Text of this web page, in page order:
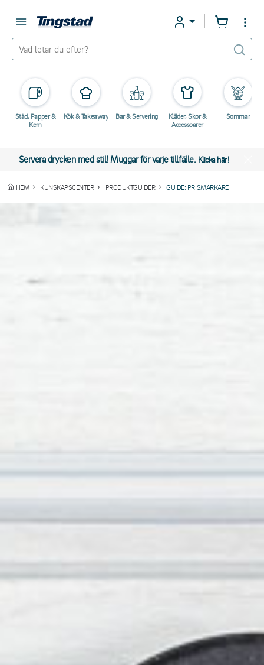
Städ, Papper &
Kem
Kök & Takeaway Bar & Servering
Kläder, Skor &
Accessoarer
Sommar
Servera drycken med stil! Muggar för varje tillfälle. Klicka här!
HEM KUNSKAPSCENTER PRODUKTGUIDER GUIDE: PRISMÄRKARE